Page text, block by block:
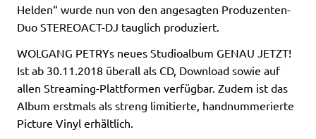
Helden“ wurde nun von den angesagten Produzenten-
Duo STEREOACT-DJ tauglich produziert.
WOLGANG PETRYs neues Studioalbum GENAU JETZT!
Ist ab 30.11.2018 überall als CD, Download sowie auf
allen Streaming-Plattformen verfügbar. Zudem ist das
Album erstmals als streng limitierte, handnummerierte
Picture Vinyl erhältlich.